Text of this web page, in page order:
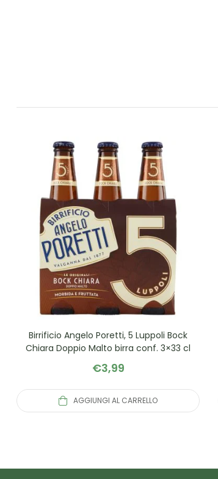
Birrificio Angelo Poretti, 5 Luppoli Bock
Chiara Doppio Malto birra conf. 3×33 cl
€3,99
AGGIUNGI AL CARRELLO